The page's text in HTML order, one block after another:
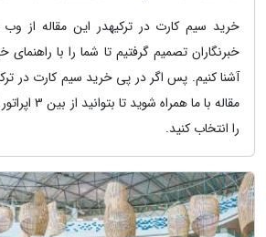
خرید سیم کارت در ترکیهدر این مقاله از
خبرنگاران تصمیم گرفتیم تا شما را با
آشنا کنیم. پس اگر در پی خرید سیم کارت در
مقاله با ما
را انتخاب کنید.